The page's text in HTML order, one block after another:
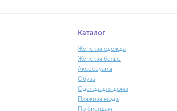
Каталог
Женская одежда
Женская белье
Аксессуары
Обувь
Одежда для дома
Пляжная мода
По брендам